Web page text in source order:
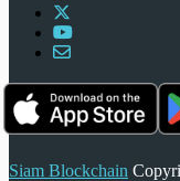
Siam Blockchain